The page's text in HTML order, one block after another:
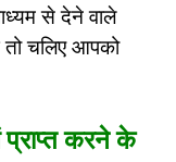
से देने वाले
तो चलिए आपको
करने के